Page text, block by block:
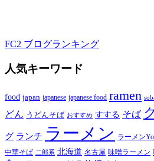
FC2 ブログランキング
人気キーワード
food japan japanese japanese food ramen
どん うどんそば おすすめ すする そば
グ ランチ ラーメン ラーメン
中華そば 二郎系 北海道 名古屋 味噌ラーメン